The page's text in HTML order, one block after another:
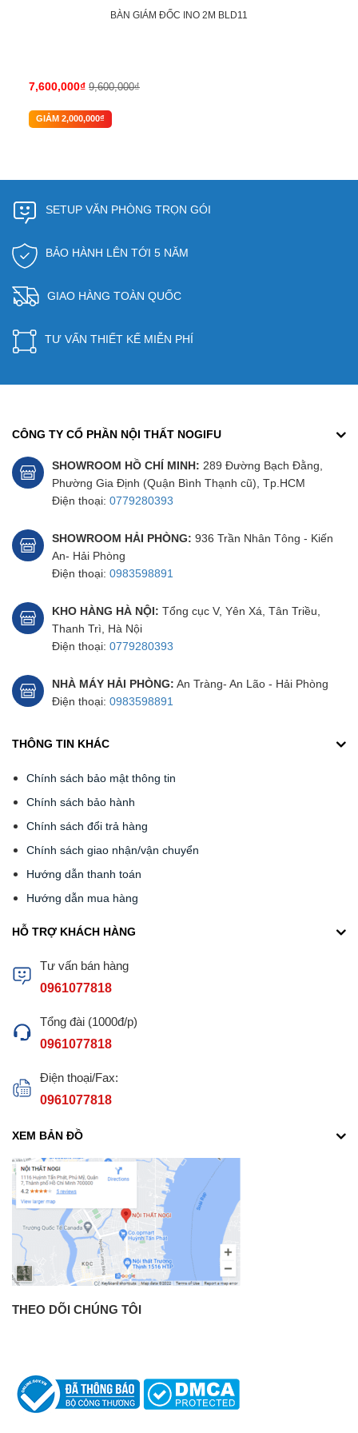
BÀN GIÁM ĐỐC INO 2M BLD11
7,600,000₫ 9,600,000₫
GIẢM 2,000,000₫
SETUP VĂN PHÒNG TRỌN GÓI
BẢO HÀNH LÊN TỚI 5 NĂM
GIAO HÀNG TOÀN QUỐC
TƯ VẤN THIẾT KẾ MIỄN PHÍ
CÔNG TY CỔ PHẦN NỘI THẤT NOGIFU
SHOWROOM HỒ CHÍ MINH: 289 Đường Bạch Đằng,
Phường Gia Định (Quận Bình Thạnh cũ), Tp.HCM
Điện thoại: 0779280393
SHOWROOM HẢI PHÒNG: 936 Trần Nhân Tông - Kiến
An- Hải Phòng
Điện thoại: 0983598891
KHO HÀNG HÀ NỘI: Tổng cục V, Yên Xá, Tân Triều,
Thanh Trì, Hà Nội
Điện thoại: 0779280393
NHÀ MÁY HẢI PHÒNG: An Tràng- An Lão - Hải Phòng
Điện thoại: 0983598891
THÔNG TIN KHÁC
Chính sách bảo mật thông tin
Chính sách bảo hành
Chính sách đổi trả hàng
Chính sách giao nhận/vận chuyển
Hướng dẫn thanh toán
Hướng dẫn mua hàng
HỖ TRỢ KHÁCH HÀNG
Tư vấn bán hàng
0961077818
Tổng đài (1000đ/p)
0961077818
Điện thoại/Fax:
0961077818
XEM BẢN ĐỒ
THEO DÕI CHÚNG TÔI